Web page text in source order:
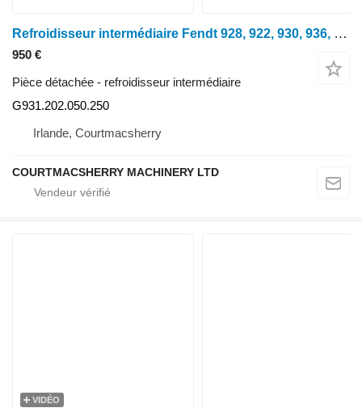
Refroidisseur intermédiaire Fendt 928, 922, 930, 936, Refroidisseur, Intercooler H931202190100, 931202190 G931.202.050.250 pour tracteur à roues
950 €
Pièce détachée - refroidisseur intermédiaire
G931.202.050.250
Irlande, Courtmacsherry
COURTMACSHERRY MACHINERY LTD
VIDÉO